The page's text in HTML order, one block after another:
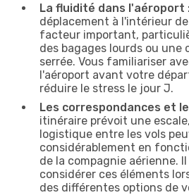
La fluidité dans l'aéroport
déplacement à l'intérieur
facteur important,
des bagages lourds ou une
serrée. Vous familiariser
l'aéroport avant votre
réduire le stress le jour J.
Les correspondances et
itinéraire prévoit une
logistique entre les vols
considérablement en
de la compagnie aérienne.
considérer ces éléments
des différentes options de